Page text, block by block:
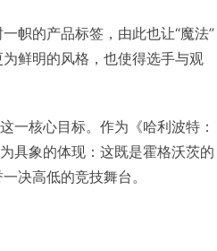
帜的产品标签，由此也让“魔法”
鲜明的风格，也使得选手与观
一核心目标。作为《哈利波特：
具象的体现：这既是霍格沃茨的
决高低的竞技舞台。